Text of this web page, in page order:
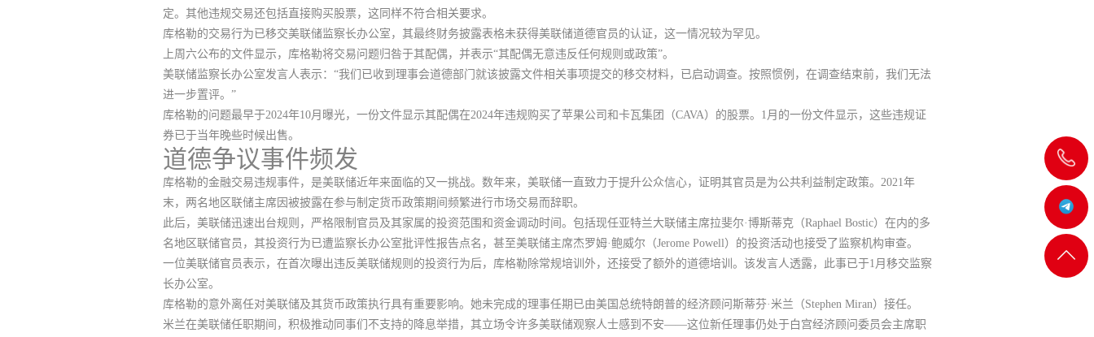
飞
机
客服
返回
定。其他违规交易还包括直接购买股票，这同样不符合相关要求。
库格勒的交易行为已移交美联储监察长办公室，其最终财务披露表格未获得美联储道德官员的认证，这一情况较为罕见。
上周六公布的文件显示，库格勒将交易问题归咎于其配偶，并表示“其配偶无意违反任何规则或政策”。
美联储监察长办公室发言人表示：“我们已收到理事会道德部门就该披露文件相关事项提交的移交材料，已启动调查。按照惯例，在调查结束前，我们无法
进一步置评。”
库格勒的问题最早于2024年10月曝光，一份文件显示其配偶在2024年违规购买了苹果公司和卡瓦集团（CAVA）的股票。1月的一份文件显示，这些违规证
券已于当年晚些时候出售。
道德争议事件频发
库格勒的金融交易违规事件，是美联储近年来面临的又一挑战。数年来，美联储一直致力于提升公众信心，证明其官员是为公共利益制定政策。2021年
末，两名地区联储主席因被披露在参与制定货币政策期间频繁进行市场交易而辞职。
此后，美联储迅速出台规则，严格限制官员及其家属的投资范围和资金调动时间。包括现任亚特兰大联储主席拉斐尔·博斯蒂克（Raphael Bostic）在内的多
名地区联储官员，其投资行为已遭监察长办公室批评性报告点名，甚至美联储主席杰罗姆·鲍威尔（Jerome Powell）的投资活动也接受了监察机构审查。
一位美联储官员表示，在首次曝出违反美联储规则的投资行为后，库格勒除常规培训外，还接受了额外的道德培训。该发言人透露，此事已于1月移交监察
长办公室。
库格勒的意外离任对美联储及其货币政策执行具有重要影响。她未完成的理事任期已由美国总统特朗普的经济顾问斯蒂芬·米兰（Stephen Miran）接任。
米兰在美联储任职期间，积极推动同事们不支持的降息举措，其立场令许多美联储观察人士感到不安——这位新任理事仍处于白宫经济顾问委员会主席职